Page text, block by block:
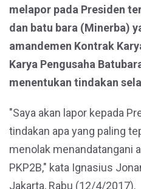
melapor pada Presiden
dan batu bara (Minerba)
amandemen Kontrak
Karya Pengusaha
menentukan tindakan
"Saya akan lapor kepada
tindakan apa yang paling
menolak menandatangani
PKP2B," kata Ignasius
Jakarta, Rabu (12/4/2017).